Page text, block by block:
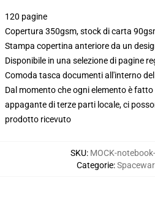
120 pagine
Copertura 350gsm, stock di carta
Stampa copertina anteriore da un
Disponibile in una selezione di pagine
Comoda tasca documenti all'interno
Dal momento che ogni elemento è
appagante di terze parti locale, ci
prodotto ricevuto
SKU: MOCK-
Categorie: